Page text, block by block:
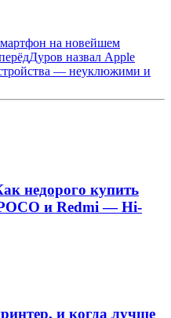
на новейшем
Дуров назвал Apple
— неуклюжими и
недорого купить
и Redmi — Hi-
и когда лучше